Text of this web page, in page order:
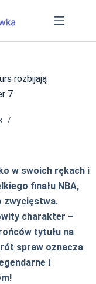
rozbijają
7
w swoich rękach i
finału NBA,
zwycięstwa.
charakter –
tytułu na
spraw oznacza
i